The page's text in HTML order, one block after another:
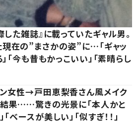
た雑誌』に載っていたギャル男。
在の”まさかの姿”に…「ギャッ
」「今も昔もかっこいい」「素晴らし
女性→戸田恵梨香さん風メイク
果……驚きの光景に「本人かと
「ベースが美しい」「似すぎ！！」